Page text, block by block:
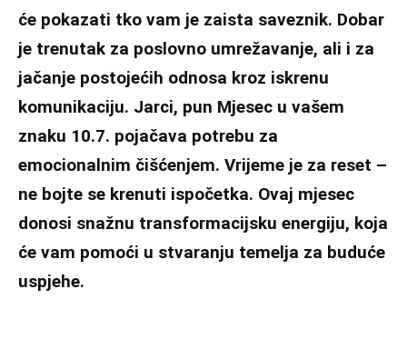
će pokazati tko vam je zaista saveznik. Dobar
je trenutak za poslovno umrežavanje, ali i za
jačanje postojećih odnosa kroz iskrenu
komunikaciju. Jarci, pun Mjesec u vašem
znaku 10.7. pojačava potrebu za
emocionalnim čišćenjem. Vrijeme je za reset –
ne bojte se krenuti ispočetka. Ovaj mjesec
donosi snažnu transformacijsku energiju, koja
će vam pomoći u stvaranju temelja za buduće
uspjehe.